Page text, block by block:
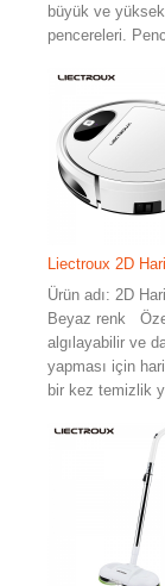
büyük ve yüksek
pencereleri.
Liectroux 2D
Ürün adı: 2D
Beyaz renk
algılayabilir ve
yapması için
bir kez temizlik